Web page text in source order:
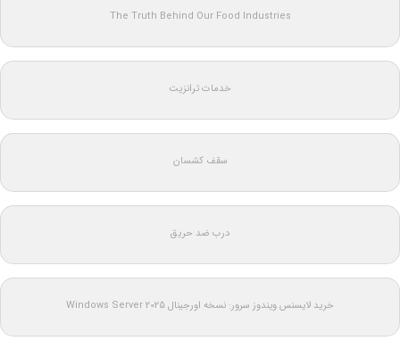
The Truth Behind Our Food Industries
خدمات ترانزیت
سقف کشسان
درب ضد حریق
خرید لایسنس ویندوز سرور: نسخه اورجینال Windows Server 2025